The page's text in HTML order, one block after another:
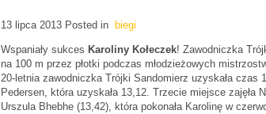
13 lipca 2013 Posted in biegi
Wspaniały sukces Karoliny Kołeczek! Zawodniczka
na 100 m przez płotki podczas młodzieżowych
20-letnia zawodniczka Trójki Sandomierz uzyskała czas
Pedersen, która uzyskała 13,12. Trzecie miejsce zajęła
Urszula Bhebhe (13,42), która pokonała Karolinę w